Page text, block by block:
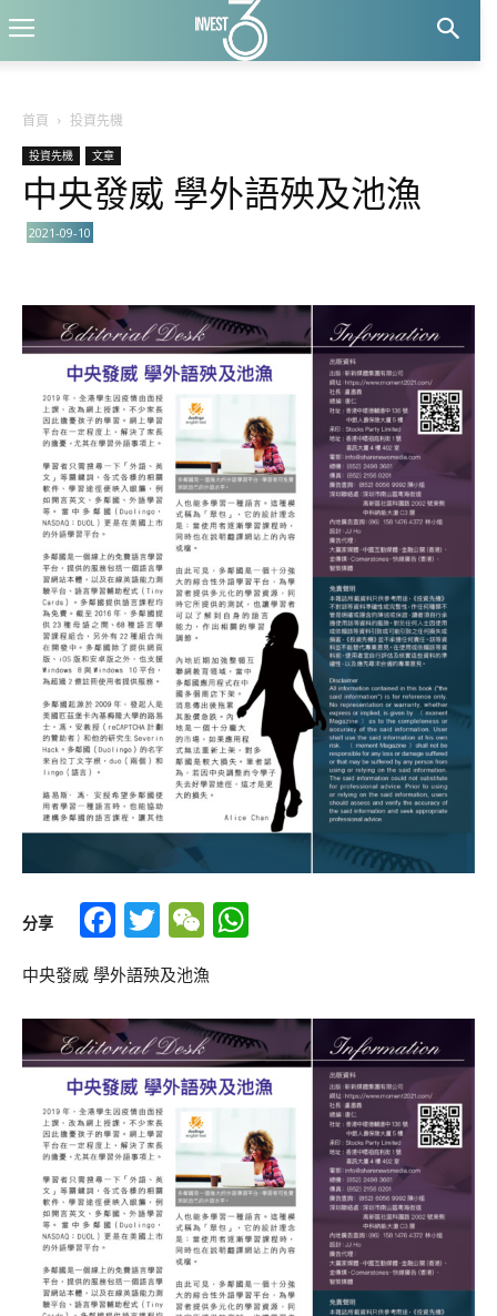
首頁 投資先機
投資先機 文章
中央發威 學外語殃及池漁
2021-09-10
分享 Facebook
TwitterWeChat
中央發威 學外語殃及池漁